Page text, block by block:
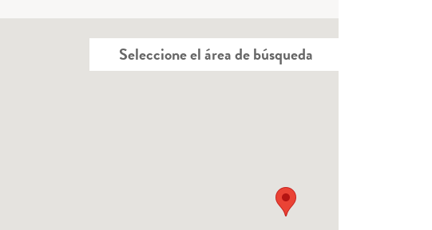
Seleccione el área de búsqueda